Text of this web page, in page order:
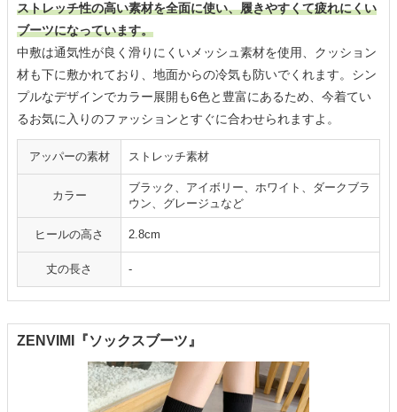
ストレッチ性の高い素材を全面に使い、履きやすくて疲れにくい
ブーツになっています。
中敷は通気性が良く滑りにくいメッシュ素材を使用、クッション
材も下に敷かれており、地面からの冷気も防いでくれます。シン
プルなデザインでカラー展開も6色と豊富にあるため、今着てい
るお気に入りのファッションとすぐに合わせられますよ。
アッパーの素材 ストレッチ素材
カラー
ブラック、アイボリー、ホワイト、ダークブラ
ウン、グレージュなど
ヒールの高さ 2.8cm
丈の長さ -
ZENVIMI『ソックスブーツ』